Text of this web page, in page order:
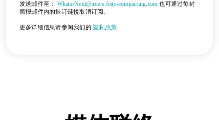
发送邮件至： Whats-Next@news.fette-compacting.com 也可通过每封
简报邮件内的退订链接取消订阅。
更多详细信息请参阅我们的 隐私政策.